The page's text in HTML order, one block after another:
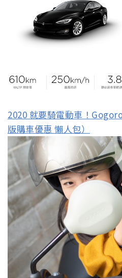
2020 就要騎電動車！
版購車優惠 懶人包）